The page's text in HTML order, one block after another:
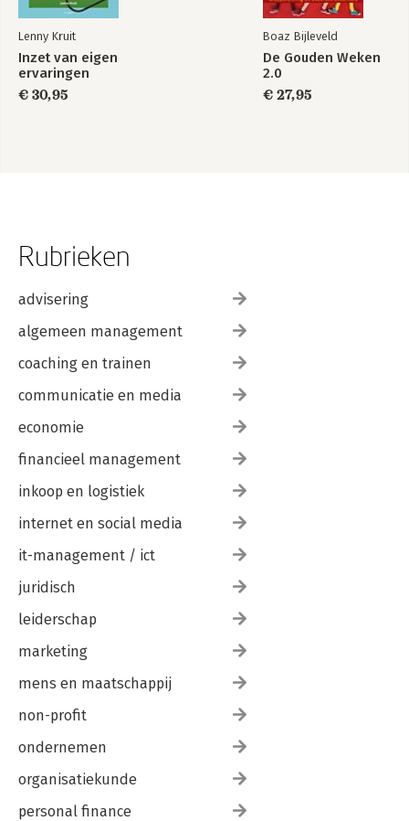
Lenny Kruit
Inzet van eigen
ervaringen
€ 30,95
Boaz Bijleveld
De Gouden Weken
2.0
€ 27,95
Rubrieken
advisering
algemeen management
coaching en trainen
communicatie en media
economie
financieel management
inkoop en logistiek
internet en social media
it-management / ict
juridisch
leiderschap
marketing
mens en maatschappij
non-profit
ondernemen
organisatiekunde
personal finance